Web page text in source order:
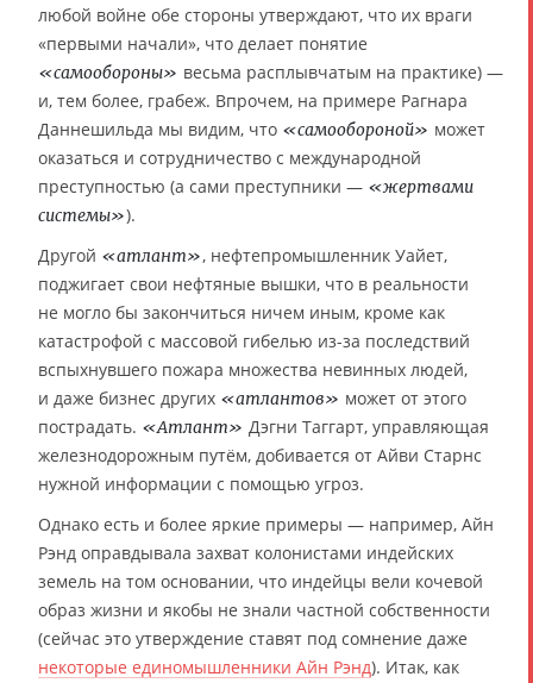
любой войне обе стороны утверждают, что их враги
«первыми начали», что делает понятие
«самообороны» весьма расплывчатым на практике) —
и, тем более, грабеж. Впрочем, на примере Рагнара
Даннешильда мы видим, что «самообороной» может
оказаться и сотрудничество с международной
преступностью (а сами преступники — «жертвами
системы»).
Другой «атлант», нефтепромышленник Уайет,
поджигает свои нефтяные вышки, что в реальности
не могло бы закончиться ничем иным, кроме как
катастрофой с массовой гибелью из-за последствий
вспыхнувшего пожара множества невинных людей,
и даже бизнес других «атлантов» может от этого
пострадать. «Атлант» Дэгни Таггарт, управляющая
железнодорожным путём, добивается от Айви Старнс
нужной информации с помощью угроз.
Однако есть и более яркие примеры — например, Айн
Рэнд оправдывала захват колонистами индейских
земель на том основании, что индейцы вели кочевой
образ жизни и якобы не знали частной собственности
(сейчас это утверждение ставят под сомнение даже
некоторые единомышленники Айн Рэнд). Итак, как